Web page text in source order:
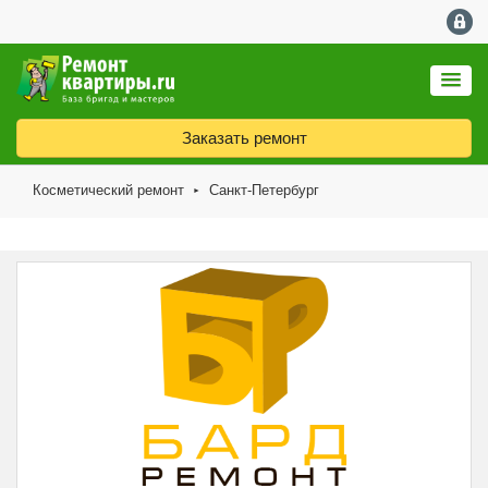
Заказать ремонт
Косметический ремонт ► Санкт-Петербург